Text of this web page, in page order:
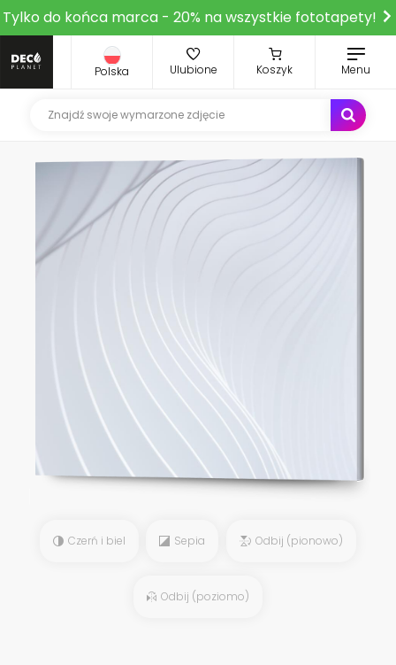
Tylko do końca marca - 20% na wszystkie fototapety!
Polska Ulubione Koszyk Menu
Czerń i biel Sepia Odbij (pionowo)
Odbij (poziomo)